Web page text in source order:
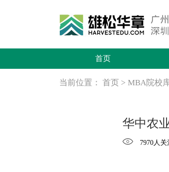
首页
当前位置： 首页 > MBA院校
华中农
7970人关